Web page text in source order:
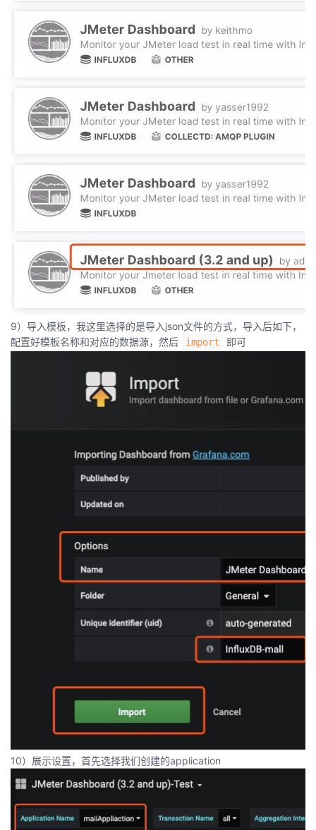
9）导入模板，我这里选择的是导入json文件的方式，导入后如下，
配置好模板名称和对应的数据源，然后
import 即可
10）展示设置，首先选择我们创建的application